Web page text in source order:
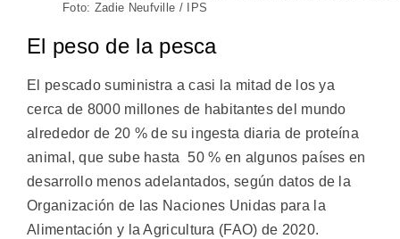
Foto: Zadie Neufville / IPS
El peso de la pesca
El pescado suministra a casi la mitad de los ya
cerca de 8000 millones de habitantes del mundo
alrededor de 20 % de su ingesta diaria de proteína
animal, que sube hasta 50 % en algunos países en
desarrollo menos adelantados, según datos de la
Organización de las Naciones Unidas para la
Alimentación y la Agricultura (FAO) de 2020.